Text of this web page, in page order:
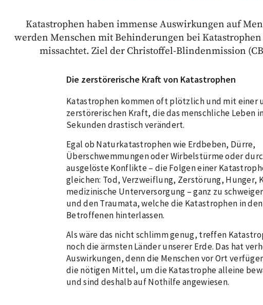
Katastrophen haben immense Auswirkungen auf
werden Menschen mit Behinderungen bei
missachtet. Ziel der Christoffel-Blindenmission
Die zerstörerische Kraft von Katastrophen
Katastrophen kommen oft plötzlich und mit einer
zerstörerischen Kraft, die das menschliche Leben
Sekunden drastisch verändert.
Egal ob Naturkatastrophen wie Erdbeben, Dürre,
Überschwemmungen oder Wirbelstürme oder
ausgelöste Konflikte – die Folgen einer
gleichen: Tod, Verzweiflung, Zerstörung, Hunger,
medizinische Unterversorgung – ganz zu
und den Traumata, welche die Katastrophen in
Betroffenen hinterlassen.
Als wäre das nicht schlimm genug, treffen
noch die ärmsten Länder unserer Erde. Das hat
Auswirkungen, denn die Menschen vor Ort
die nötigen Mittel, um die Katastrophe alleine
und sind deshalb auf Nothilfe angewiesen.